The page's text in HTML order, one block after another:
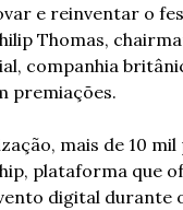
e reinventar o
Thomas,
companhia
premiações.
mais de 10
plataforma que
digital durante